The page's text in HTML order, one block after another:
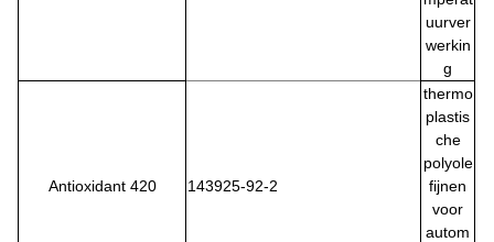
uurver
werkin
g
Antioxidant 420 143925-92-2
thermo
plastis
che
polyole
fijnen
voor
autom